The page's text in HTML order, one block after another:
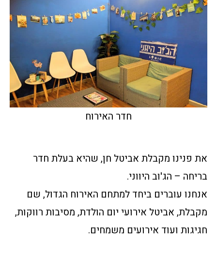
חדר האירוח
את פנינו מקבלת אביטל חן, שהיא בעלת חדר
בריחה – הג'וב היווני.
אנחנו עוברים ביחד למתחם האירוח הגדול, שם
מקבלת, אביטל אירועי יום הולדת, מסיבות רווקות,
חגיגות ועוד אירועים משמחים.